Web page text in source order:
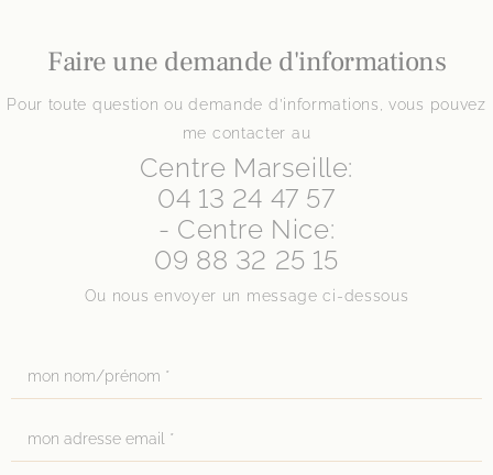
Faire une demande d'informations
Pour toute question ou demande d’informations, vous pouvez
me contacter au
Centre Marseille:
04 13 24 47 57
- Centre Nice:
09 88 32 25 15
Ou nous envoyer un message ci-dessous